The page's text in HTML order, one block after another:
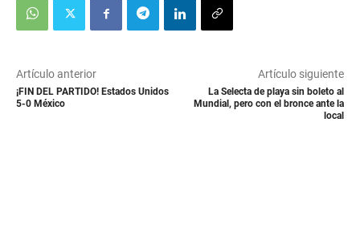
Artículo anterior
¡FIN DEL PARTIDO! Estados Unidos
5-0 México
Artículo siguiente
La Selecta de playa sin boleto al
Mundial, pero con el bronce ante la
local